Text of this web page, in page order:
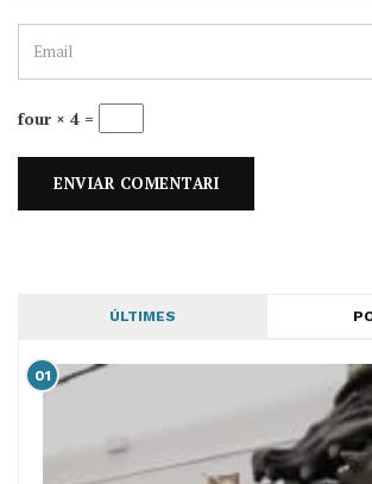
four × 4 =
ÚLTIMES
01